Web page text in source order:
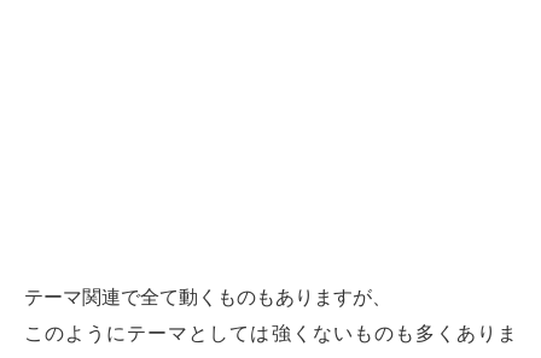
テーマ関連で全て動くものもありますが、
このようにテーマとしては強くないものも多くありま